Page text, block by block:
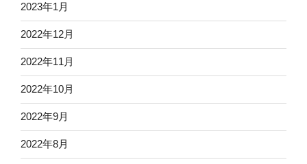
2023年1月
2022年12月
2022年11月
2022年10月
2022年9月
2022年8月